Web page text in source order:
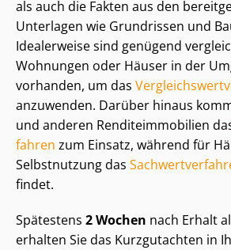
als auch die Fakten aus den
Unterlagen wie Grundrissen und
Idealerweise sind genügend
Wohnungen oder Häuser in der
vorhanden, um das
anzuwenden. Darüber hinaus
und anderen Ren­di­teim­mo­bi­li­en
fah­ren zum Einsatz, während für
Selbstnutzung das
findet.
Spätestens 2 Wochen nach Erhalt
erhalten Sie das Kurzgutachten in